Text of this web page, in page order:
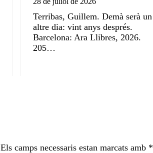
Terribas, Guillem. Demà serà un
altre dia: vint anys després.
Barcelona: Ara Llibres, 2026.
205…
Els camps necessaris estan marcats amb *